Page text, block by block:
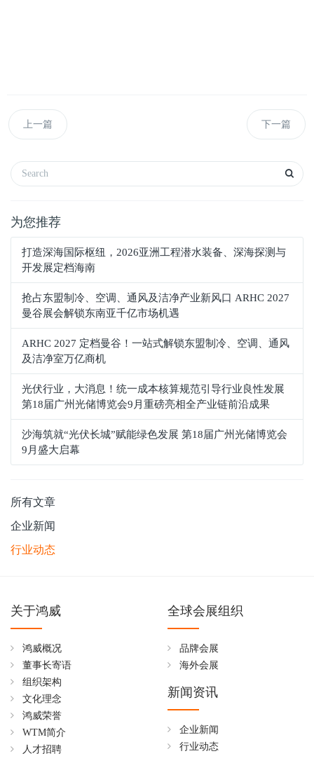
上一篇 下一篇
为您推荐
打造深海国际枢纽，2026亚洲工程潜水装备、深海探测与
开发展定档海南
抢占东盟制冷、空调、通风及洁净产业新风口 ARHC 2027
曼谷展会解锁东南亚千亿市场机遇
ARHC 2027 定档曼谷！一站式解锁东盟制冷、空调、通风
及洁净室万亿商机
光伏行业，大消息！统一成本核算规范引导行业良性发展
第18届广州光储博览会9月重磅亮相全产业链前沿成果
沙海筑就“光伏长城”赋能绿色发展 第18届广州光储博览会
9月盛大启幕
所有文章
企业新闻
行业动态
关于鸿威
鸿威概况
董事长寄语
组织架构
文化理念
鸿威荣誉
WTM简介
人才招聘
全球会展组织
品牌会展
海外会展
新闻资讯
企业新闻
行业动态